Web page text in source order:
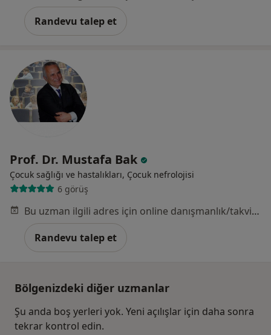
Randevu talep et
Prof. Dr. Mustafa Bak
Çocuk sağlığı ve hastalıkları, Çocuk nefrolojisi
6 görüş
Bu uzman ilgili adres için online danışmanlık/takvim sunmuyor.
Randevu talep et
Bölgenizdeki diğer uzmanlar
Şu anda boş yerleri yok. Yeni açılışlar için daha sonra
tekrar kontrol edin.